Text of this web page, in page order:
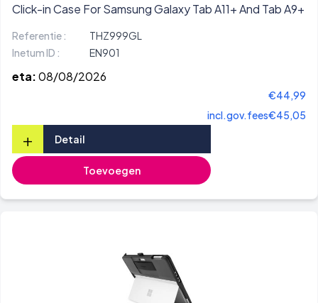
Click-in Case For Samsung Galaxy Tab A11+ And Tab A9+
Referentie :
THZ999GL
Inetum ID :
EN901
eta:08/08/2026
€44,99
incl.gov.fees€45,05
+ Detail
Toevoegen